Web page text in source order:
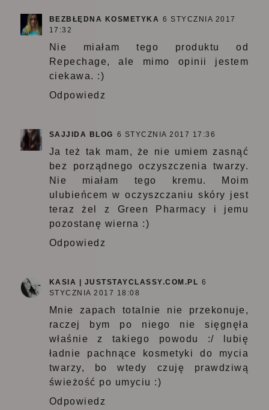
BEZBŁĘDNA KOSMETYKA 6 STYCZNIA 2017
17:32
Nie miałam tego produktu od
Repechage, ale mimo opinii jestem
ciekawa. :)
Odpowiedz
SAJJIDA BLOG 6 STYCZNIA 2017 17:36
Ja też tak mam, że nie umiem zasnąć
bez porządnego oczyszczenia twarzy.
Nie miałam tego kremu. Moim
ulubieńcem w oczyszczaniu skóry jest
teraz żel z Green Pharmacy i jemu
pozostanę wierna :)
Odpowiedz
KASIA | JUSTSTAYCLASSY.COM.PL 6
STYCZNIA 2017 18:08
Mnie zapach totalnie nie przekonuje,
raczej bym po niego nie sięgnęła
właśnie z takiego powodu :/ lubię
ładnie pachnące kosmetyki do mycia
twarzy, bo wtedy czuję prawdziwą
świeżość po umyciu :)
Odpowiedz